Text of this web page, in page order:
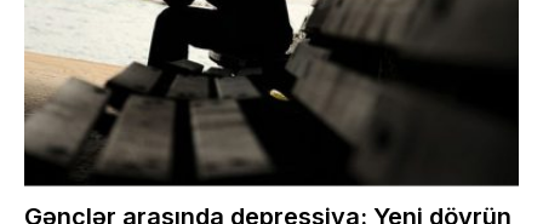
Gənclər arasında depressiya: Yeni dövrün